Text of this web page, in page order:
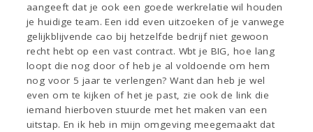
aangeeft dat je ook een goede werkrelatie wil houden
je huidige team. Een idd even uitzoeken of je vanwege
gelijkblijvende cao bij hetzelfde bedrijf niet gewoon
recht hebt op een vast contract. Wbt je BIG, hoe lang
loopt die nog door of heb je al voldoende om hem
nog voor 5 jaar te verlengen? Want dan heb je wel
even om te kijken of het je past, zie ook de link die
iemand hierboven stuurde met het maken van een
uitstap. En ik heb in mijn omgeving meegemaakt dat